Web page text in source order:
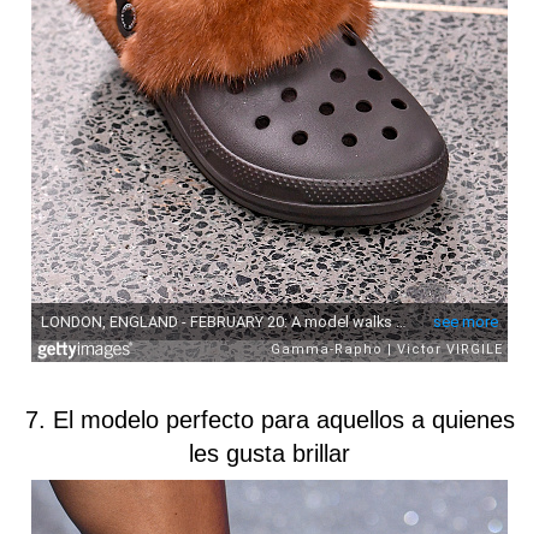
7. El modelo perfecto para aquellos a quienes
les gusta brillar